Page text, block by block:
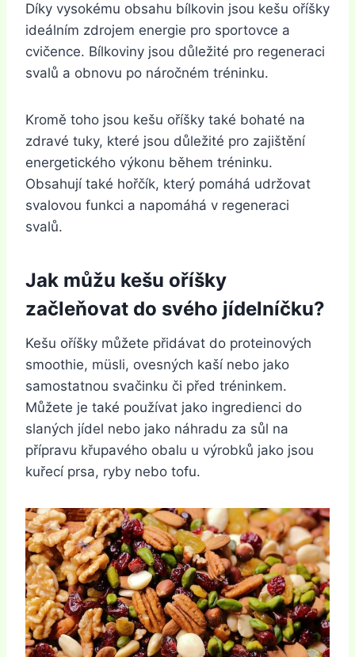
Díky vysokému obsahu bílkovin jsou kešu oříšky
ideálním zdrojem energie pro sportovce a
cvičence. Bílkoviny jsou důležité pro regeneraci
svalů a obnovu po náročném tréninku.
Kromě toho jsou kešu oříšky také bohaté na
zdravé tuky, které jsou důležité pro zajištění
energetického výkonu během tréninku.
Obsahují také hořčík, který pomáhá udržovat
svalovou funkci a napomáhá v regeneraci
svalů.
Jak můžu kešu oříšky
začleňovat do svého jídelníčku?
Kešu oříšky můžete přidávat do proteinových
smoothie, müsli, ovesných kaší nebo jako
samostatnou svačinku či před tréninkem.
Můžete je také používat jako ingredienci do
slaných jídel nebo jako náhradu za sůl na
přípravu křupavého obalu u výrobků jako jsou
kuřecí prsa, ryby nebo tofu.